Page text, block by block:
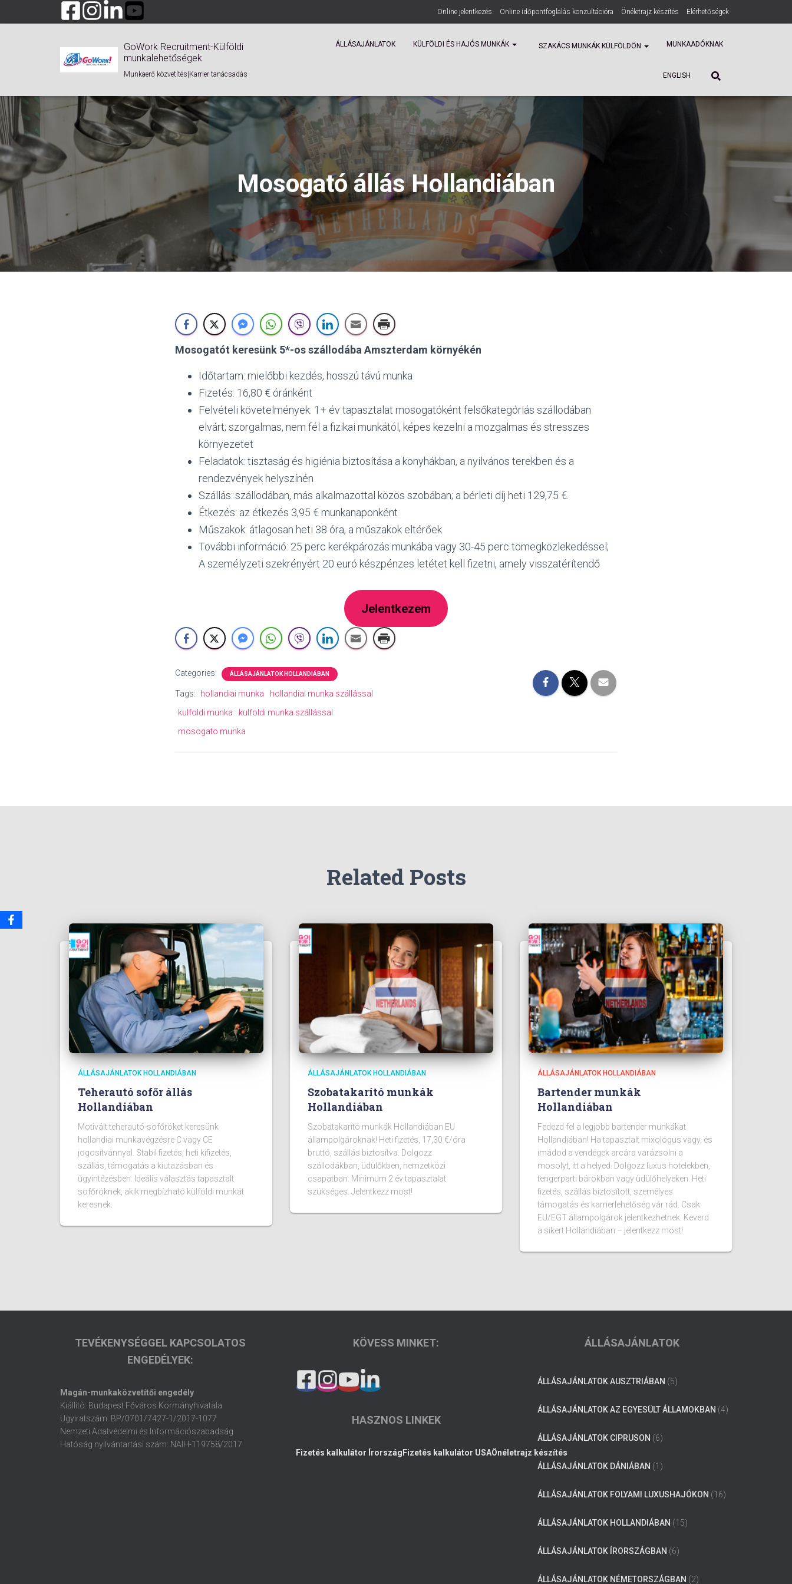
Online jelentkezés Online időpontfoglalás konzultációra Önéletrajz készítés Elérhetőségek
GoWork Recruitment-Külföldi
munkalehetőségek
Munkaerő közvetítés|Karrier tanácsadás
ÁLLÁSAJÁNLATOK KÜLFÖLDI ÉS HAJÓS MUNKÁK SZAKÁCS MUNKÁK KÜLFÖLDÖN MUNKAADÓKNAK
ENGLISH
Mosogató állás Hollandiában
Mosogatót keresünk 5*-os szállodába Amszterdam környékén
Időtartam: mielőbbi kezdés, hosszú távú munka
Fizetés: 16,80 € óránként
Felvételi követelmények: 1+ év tapasztalat mosogatóként felsőkategóriás szállodában
elvárt; szorgalmas, nem fél a fizikai munkától, képes kezelni a mozgalmas és stresszes
környezetet
Feladatok: tisztaság és higiénia biztosítása a konyhákban, a nyilvános terekben és a
rendezvények helyszínén
Szállás: szállodában, más alkalmazottal közös szobában; a bérleti díj heti 129,75 €.
Étkezés: az étkezés 3,95 € munkanaponként
Műszakok: átlagosan heti 38 óra, a műszakok eltérőek
További információ: 25 perc kerékpározás munkába vagy 30-45 perc tömegközlekedéssel;
A személyzeti szekrényért 20 euró készpénzes letétet kell fizetni, amely visszatérítendő
Jelentkezem
Categories: ÁLLÁSAJÁNLATOK HOLLANDIÁBAN
Tags: hollandiai munka
hollandiai munka szállással
kulfoldi munka
kulfoldi munka szállással
mosogato munka
Related Posts
ÁLLÁSAJÁNLATOK HOLLANDIÁBAN
Teherautó sofőr állás
Hollandiában
Motivált teherautó-sofőröket keresünk
hollandiai munkavégzésre C vagy CE
jogosítvánnyal. Stabil fizetés, heti kifizetés,
szállás, támogatás a kiutazásban és
ügyintézésben. Ideális választás tapasztalt
sofőröknek, akik megbízható külföldi munkát
keresnek.
ÁLLÁSAJÁNLATOK HOLLANDIÁBAN
Szobatakarító munkák
Hollandiában
Szobatakarító munkák Hollandiában EU
állampolgároknak! Heti fizetés, 17,30 €/óra
bruttó, szállás biztosítva. Dolgozz
szállodákban, üdülőkben, nemzetközi
csapatban. Minimum 2 év tapasztalat
szükséges. Jelentkezz most!
ÁLLÁSAJÁNLATOK HOLLANDIÁBAN
Bartender munkák
Hollandiában
Fedezd fel a legjobb bartender munkákat
Hollandiában! Ha tapasztalt mixológus vagy, és
imádod a vendégek arcára varázsolni a
mosolyt, itt a helyed. Dolgozz luxus hotelekben,
tengerparti bárokban vagy üdülőhelyeken. Heti
fizetés, szállás biztosított, személyes
támogatás és karrierlehetőség vár rád. Csak
EU/EGT állampolgárok jelentkezhetnek. Keverd
a sikert Hollandiában – jelentkezz most!
TEVÉKENYSÉGGEL KAPCSOLATOS
ENGEDÉLYEK:
Magán-munkaközvetítői engedély
Kiállító: Budapest Főváros Kormányhivatala
Ügyiratszám: BP/0701/7427-1/2017-1077
Nemzeti Adatvédelmi és Információszabadság
Hatóság nyilvántartási szám: NAIH-119758/2017
KÖVESS MINKET:
HASZNOS LINKEK
Fizetés kalkulátor Írország Fizetés kalkulátor USAÖnéletrajz készítés
ÁLLÁSAJÁNLATOK
ÁLLÁSAJÁNLATOK AUSZTRIÁBAN (5)
ÁLLÁSAJÁNLATOK AZ EGYESÜLT ÁLLAMOKBAN (4)
ÁLLÁSAJÁNLATOK CIPRUSON (6)
ÁLLÁSAJÁNLATOK DÁNIÁBAN (1)
ÁLLÁSAJÁNLATOK FOLYAMI LUXUSHAJÓKON (16)
ÁLLÁSAJÁNLATOK HOLLANDIÁBAN (15)
ÁLLÁSAJÁNLATOK ÍRORSZÁGBAN (6)
ÁLLÁSAJÁNLATOK NÉMETORSZÁGBAN (2)